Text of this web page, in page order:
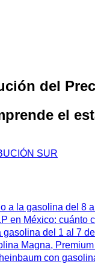
del
el
SUR
a la gasolina del 8
en México: cuánto
del 1 al 7
Magna,
con